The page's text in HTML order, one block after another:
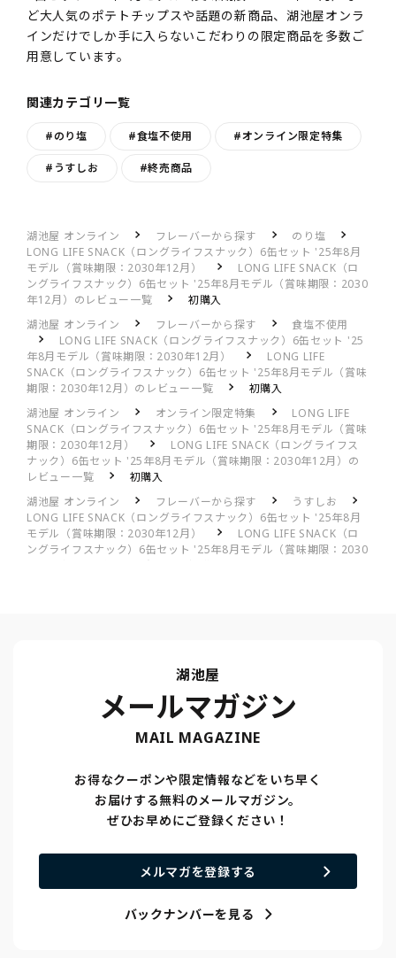
ど大人気のポテトチップスや話題の新商品、湖池屋オンラ
インだけでしか手に入らないこだわりの限定商品を多数ご
用意しています。
関連カテゴリ一覧
#のり塩 #食塩不使用 #オンライン限定特集
#うすしお #終売商品
湖池屋 オンライン フレーバーから探す
のり塩
LONG LIFE SNACK（ロングライフスナック）6缶セット '25年8月
モデル（賞味期限：2030年12月）
LONG LIFE SNACK（ロ
ングライフスナック）6缶セット '25年8月モデル（賞味期限：2030
年12月）のレビュー一覧
初購入
湖池屋 オンライン
フレーバーから探す
食塩不使用
LONG LIFE SNACK（ロングライフスナック）6缶セット '25
年8月モデル（賞味期限：2030年12月）
LONG LIFE
SNACK（ロングライフスナック）6缶セット '25年8月モデル（賞味
期限：2030年12月）のレビュー一覧
初購入
湖池屋 オンライン
オンライン限定特集
LONG LIFE
SNACK（ロングライフスナック）6缶セット '25年8月モデル（賞味
期限：2030年12月）
LONG LIFE SNACK（ロングライフス
ナック）6缶セット '25年8月モデル（賞味期限：2030年12月）の
レビュー一覧
初購入
湖池屋 オンライン
フレーバーから探す
うすしお
LONG LIFE SNACK（ロングライフスナック）6缶セット '25年8月
モデル（賞味期限：2030年12月）
LONG LIFE SNACK（ロ
ングライフスナック）6缶セット '25年8月モデル（賞味期限：2030
湖池屋
メールマガジン
MAIL MAGAZINE
お得なクーポンや限定情報などをいち早く
お届けする無料のメールマガジン。
ぜひお早めにご登録ください！
メルマガを登録する
バックナンバーを見る